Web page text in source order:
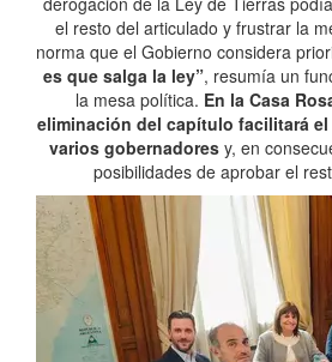
el resto del articulado y frustrar la
norma que el Gobierno considera
es que salga la ley”, resumía un
la mesa política. En la Casa
eliminación del capítulo facilitará
varios gobernadores y, en
posibilidades de aprobar el